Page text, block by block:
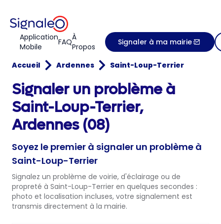
Application
Mobile
FAQÀ
Propos
Signaler à ma mairie
Accueil Ardennes Saint-Loup-Terrier
Signaler un problème à
Saint-Loup-Terrier,
Ardennes (08)
Soyez le premier à signaler un problème à
Saint-Loup-Terrier
Signalez un problème de voirie, d'éclairage ou de
propreté à Saint-Loup-Terrier en quelques secondes :
photo et localisation incluses, votre signalement est
transmis directement à la mairie.